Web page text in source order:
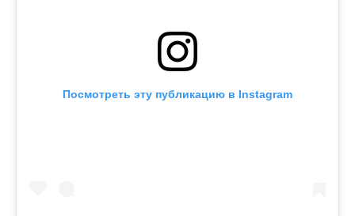
Посмотреть эту публикацию в Instagram